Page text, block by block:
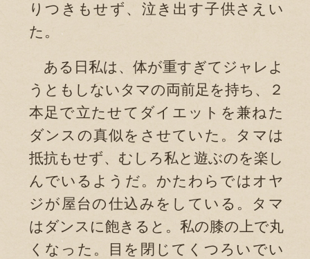
りつきもせず、泣き出す子供さえい
た。
ある日私は、体が重すぎてジャレよ
うともしないタマの両前足を持ち、２
本足で立たせてダイエットを兼ねた
ダンスの真似をさせていた。タマは
抵抗もせず、むしろ私と遊ぶのを楽し
んでいるようだ。かたわらではオヤ
ジが屋台の仕込みをしている。タマ
はダンスに飽きると。私の膝の上で丸
くなった。目を閉じてくつろいでい